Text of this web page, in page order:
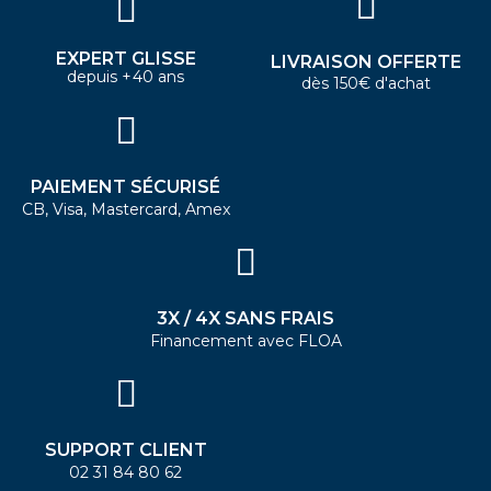
EXPERT GLISSE
depuis +40 ans
LIVRAISON OFFERTE
dès 150€ d'achat
PAIEMENT SÉCURISÉ
CB, Visa, Mastercard, Amex
3X / 4X SANS FRAIS
Financement avec FLOA
SUPPORT CLIENT
02 31 84 80 62